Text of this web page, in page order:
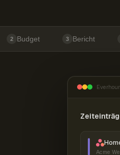
2 Budget 3 Bericht
Acme